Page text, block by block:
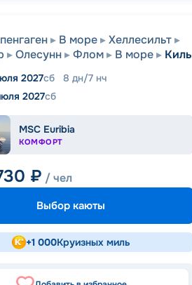
В море
Хеллесильт
Олесунн Флом В море Киль
2027сб 8 дн/7 нч
2027сб
MSC Euribia
КОМФОРТ
₽ / чел
Выбор каюты
+1 000Круизных миль